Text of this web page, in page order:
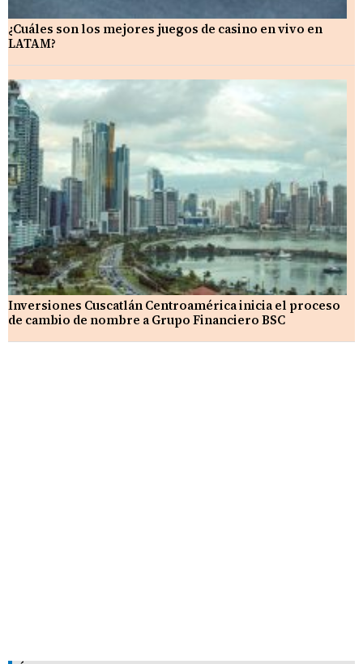
¿Cuáles son los mejores juegos de casino en vivo en
LATAM?
Inversiones Cuscatlán Centroamérica inicia el proceso
de cambio de nombre a Grupo Financiero BSC